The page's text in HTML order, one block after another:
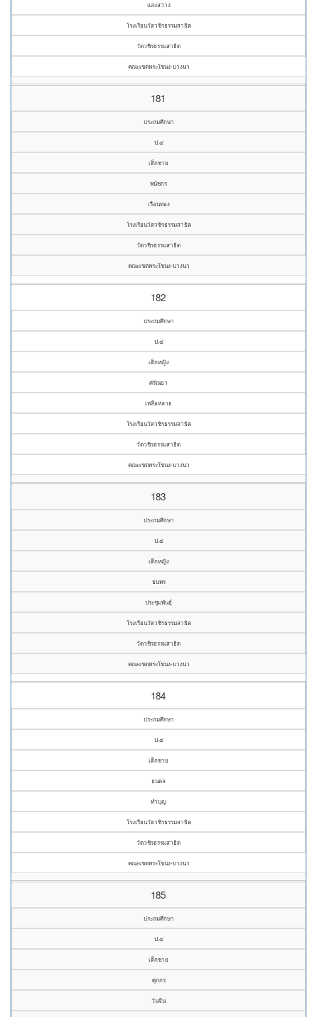
แสงสว่าง
โรงเรียนวัดวชิรธรรมสาธิต
วัดวชิรธรรมสาธิต
คณะเขตพระโขนง-บางนา
181
ประถมศึกษา
ป.๔
เด็กชาย
พนัชกร
เรือนทอง
โรงเรียนวัดวชิรธรรมสาธิต
วัดวชิรธรรมสาธิต
คณะเขตพระโขนง-บางนา
182
ประถมศึกษา
ป.๔
เด็กหญิง
ศรัณยา
เหลือหลาย
โรงเรียนวัดวชิรธรรมสาธิต
วัดวชิรธรรมสาธิต
คณะเขตพระโขนง-บางนา
183
ประถมศึกษา
ป.๔
เด็กหญิง
ธนพร
ประชุมพันธุ์
โรงเรียนวัดวชิรธรรมสาธิต
วัดวชิรธรรมสาธิต
คณะเขตพระโขนง-บางนา
184
ประถมศึกษา
ป.๔
เด็กชาย
ธนดล
ทำบุญ
โรงเรียนวัดวชิรธรรมสาธิต
วัดวชิรธรรมสาธิต
คณะเขตพระโขนง-บางนา
185
ประถมศึกษา
ป.๔
เด็กชาย
ศุภกร
วันจีน